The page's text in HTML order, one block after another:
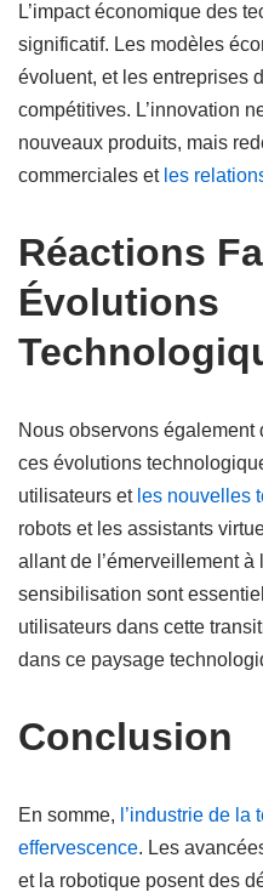
L’impact économique des
significatif. Les modèles
évoluent, et les entreprises
compétitives. L’innovation
nouveaux produits, mais
commerciales et les
Réactions
Évolutions
Nous observons également
ces évolutions
utilisateurs et les nouvelles
robots et les assistants
allant de l’émerveillement à
sensibilisation sont
utilisateurs dans cette
dans ce paysage
Conclusion
En somme, l’industrie de
effervescence. Les
et la robotique posent des